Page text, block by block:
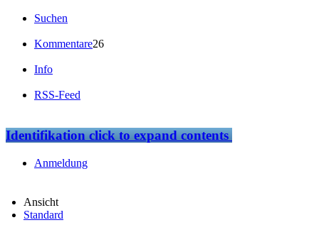
Suchen
Kommentare26
Info
RSS-Feed
Identifikationclick to expand contents
Anmeldung
Ansicht
Standard